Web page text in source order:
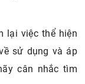
lại việc thể hiện
sử dụng và áp
cân nhắc tìm